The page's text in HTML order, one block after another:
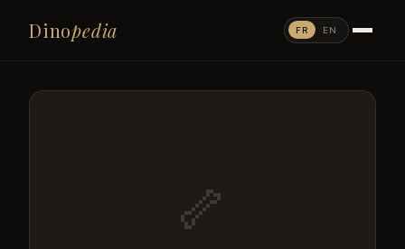
Dinopedia FR EN
🦴